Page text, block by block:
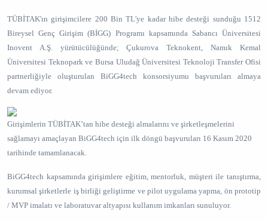
TÜBİTAK'ın girişimcilere 200 Bin TL'ye kadar hibe desteği sunduğu 1512
Bireysel Genç Girişim (BİGG) Programı kapsamında Sabancı Üniversitesi
Inovent A.Ş. yürütücülüğünde; Çukurova Teknokent, Namık Kemal
Üniversitesi Teknopark ve Bursa Uludağ Üniversitesi Teknoloji Transfer Ofisi
partnerliğiyle oluşturulan BiGG4tech konsorsiyumu başvuruları almaya
devam ediyor.
Girişimlerin TÜBİTAK’tan hibe desteği almalarını ve şirketleşmelerini
sağlamayı amaçlayan BiGG4tech için ilk döngü başvuruları 16 Kasım 2020
tarihinde tamamlanacak.
BiGG4tech kapsamında girişimlere eğitim, mentorluk, müşteri ile tanıştırma,
kurumsal şirketlerle iş birliği geliştirme ve pilot uygulama yapma, ön prototip
/ MVP imalatı ve laboratuvar altyapısı kullanım imkanları sunuluyor.